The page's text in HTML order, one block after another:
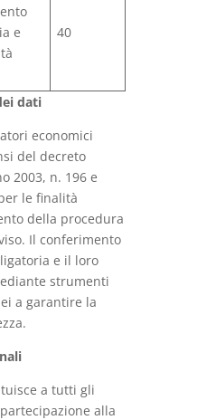
e
40
dati
economici
del decreto
2003, n. 196 e
le finalità
della procedura
Il conferimento
e il loro
strumenti
a garantire la
a tutti gli
alla